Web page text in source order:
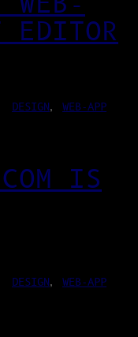
EDITOR
DESIGN, WEB-APP
IS
DESIGN, WEB-APP